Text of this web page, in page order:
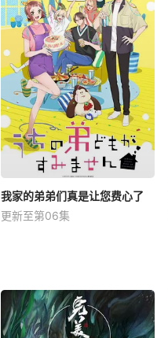
我家的弟弟们真是让您费心了
更新至第06集